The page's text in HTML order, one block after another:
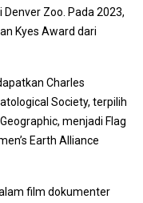
Zoo. Pada 2023,
Kyes Award dari
Charles
Society, terpilih
menjadi Flag
Earth Alliance
film dokumenter